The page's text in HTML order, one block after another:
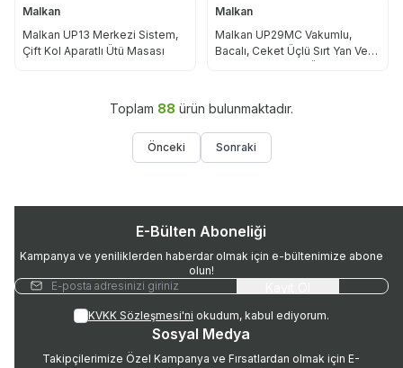
Malkan
Malkan UP13 Merkezi Sistem,
Çift Kol Aparatlı Ütü Masası
Malkan
Malkan UP29MC Vakumlu,
Bacalı, Ceket Üçlü Sırt Yan Ve
Toplam 88 ürün bulunmaktadır.
Önceki Sonraki
E-Bülten Aboneliği
Kampanya ve yeniliklerden haberdar olmak için e-bültenimize abone
olun!
KVKK Sözleşmesi'ni okudum, kabul ediyorum.
Sosyal Medya
Takipçilerimize Özel Kampanya ve Fırsatlardan olmak için E-